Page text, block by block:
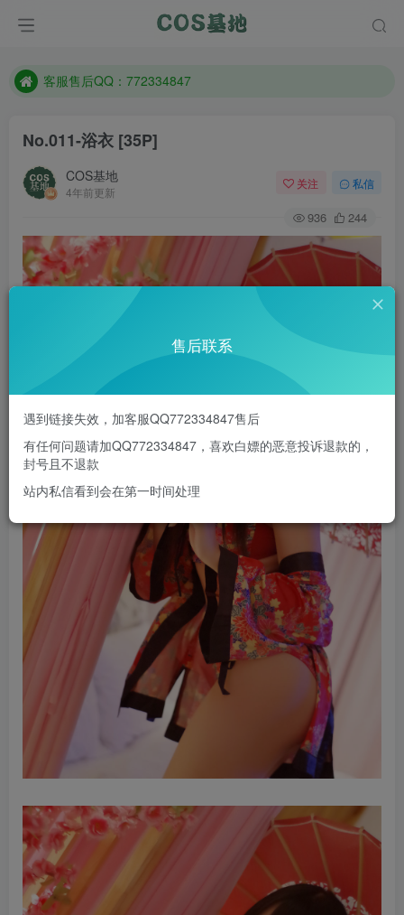
遇到任何问题加客服QQ：772334847
客服售后QQ：772334847
防失联：百度搜索《一七天佳》，实时查看最新站点。
No.011-浴衣 [35P]
COS基地
4年前更新
关注 私信
936 244
售后联系
遇到链接失效，加客服QQ772334847售后
有任何问题请加QQ772334847，喜欢白嫖的恶意投诉退款的，
封号且不退款
站内私信看到会在第一时间处理